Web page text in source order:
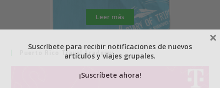
Leer más
Puerto Rico Travel Academy
Suscríbete para recibir notificaciones de nuevos
artículos y viajes grupales.
¡Suscríbete ahora!
×